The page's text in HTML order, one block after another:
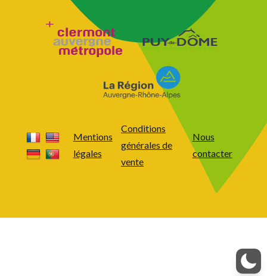
Mentions
légales
Conditions
générales de
vente
Nous
contacter